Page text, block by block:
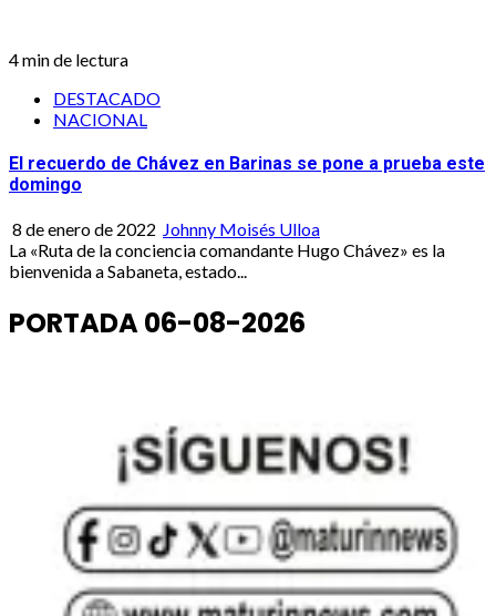
4 min de lectura
DESTACADO
NACIONAL
El recuerdo de Chávez en Barinas se pone a prueba este
domingo
8 de enero de 2022 Johnny Moisés Ulloa
La «Ruta de la conciencia comandante Hugo Chávez» es la
bienvenida a Sabaneta, estado...
PORTADA 06-08-2026